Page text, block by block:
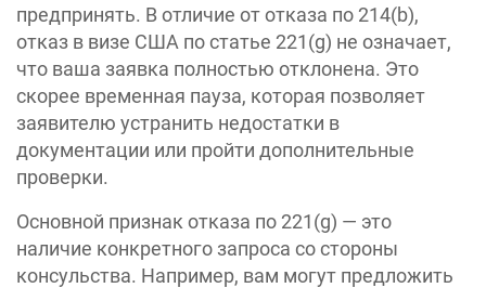
предпринять. В отличие от отказа по 214(b),
отказ в визе США по статье 221(g) не означает,
что ваша заявка полностью отклонена. Это
скорее временная пауза, которая позволяет
заявителю устранить недостатки в
документации или пройти дополнительные
проверки.
Основной признак отказа по 221(g) — это
наличие конкретного запроса со стороны
консульства. Например, вам могут предложить